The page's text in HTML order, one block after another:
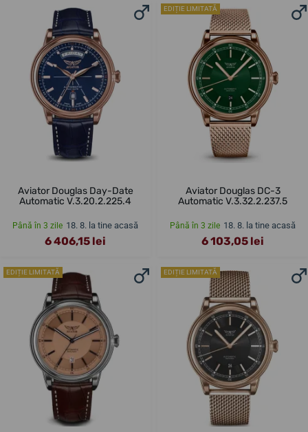
Aviator Douglas Day-Date
Automatic V.3.20.2.225.4
Până în 3 zile 18. 8. la tine acasă
6 406,15 lei
EDIȚIE LIMITATĂ
Aviator Douglas DC-3
Automatic V.3.32.2.237.5
Până în 3 zile 18. 8. la tine acasă
6 103,05 lei
EDIȚIE LIMITATĂ EDIȚIE LIMITATĂ